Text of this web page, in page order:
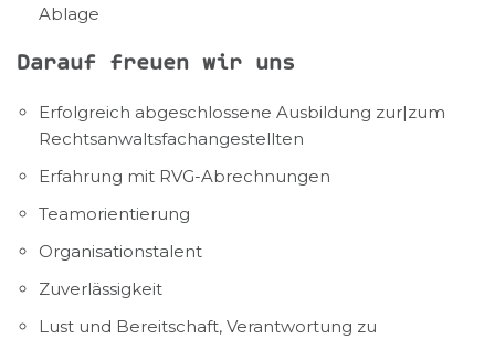
Ablage
Darauf freuen wir uns
Erfolgreich abgeschlossene Ausbildung zur|zum
Rechtsanwaltsfachangestellten
Erfahrung mit RVG-Abrechnungen
Teamorientierung
Organisationstalent
Zuverlässigkeit
Lust und Bereitschaft, Verantwortung zu